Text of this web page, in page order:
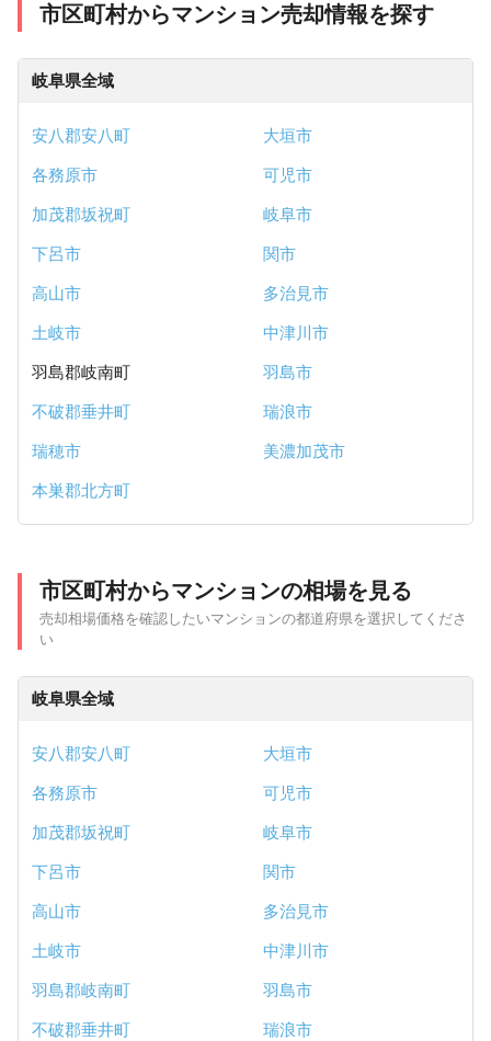
市区町村からマンション売却情報を探す
岐阜県全域
安八郡安八町
大垣市
各務原市
可児市
加茂郡坂祝町
岐阜市
下呂市
関市
高山市
多治見市
土岐市
中津川市
羽島郡岐南町
羽島市
不破郡垂井町
瑞浪市
瑞穂市
美濃加茂市
本巣郡北方町
市区町村からマンションの相場を見る
売却相場価格を確認したいマンションの都道府県を選択してくださ
い
岐阜県全域
安八郡安八町
大垣市
各務原市
可児市
加茂郡坂祝町
岐阜市
下呂市
関市
高山市
多治見市
土岐市
中津川市
羽島郡岐南町
羽島市
不破郡垂井町
瑞浪市